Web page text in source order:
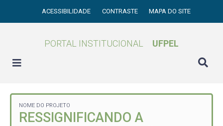
ACESSIBILIDADE CONTRASTE MAPA DO SITE
PORTAL INSTITUCIONAL UFPEL
NOME DO PROJETO
RESSIGNIFICANDO A